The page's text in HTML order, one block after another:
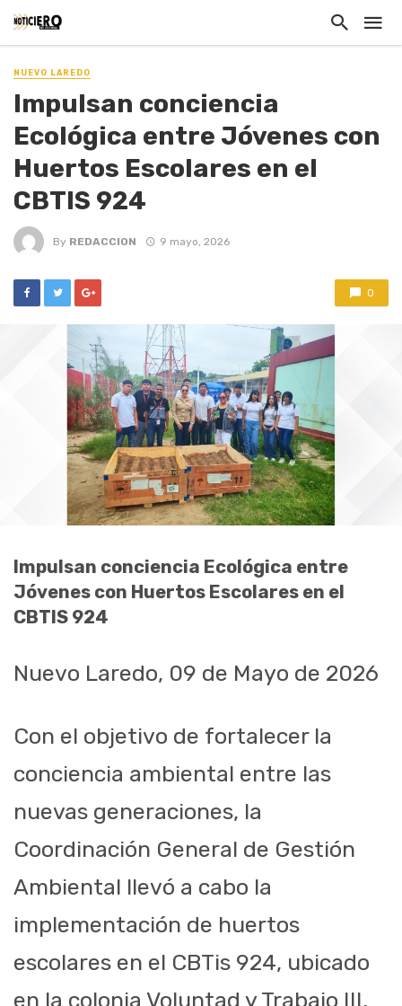
NUEVO LAREDO
Impulsan conciencia
Ecológica entre Jóvenes con
Huertos Escolares en el
CBTIS 924
By REDACCION 9 mayo, 2026
0
Impulsan conciencia Ecológica entre
Jóvenes con Huertos Escolares en el
CBTIS 924
Nuevo Laredo, 09 de Mayo de 2026
Con el objetivo de fortalecer la
conciencia ambiental entre las
nuevas generaciones, la
Coordinación General de Gestión
Ambiental llevó a cabo la
implementación de huertos
escolares en el CBTis 924, ubicado
en la colonia Voluntad y Trabajo III,